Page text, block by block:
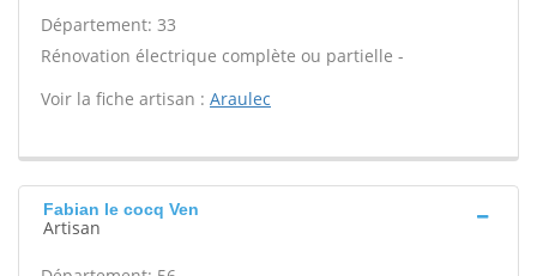
Département: 33
Rénovation électrique complète ou partielle -
Voir la fiche artisan : Araulec
Fabian le cocq Ven
Artisan